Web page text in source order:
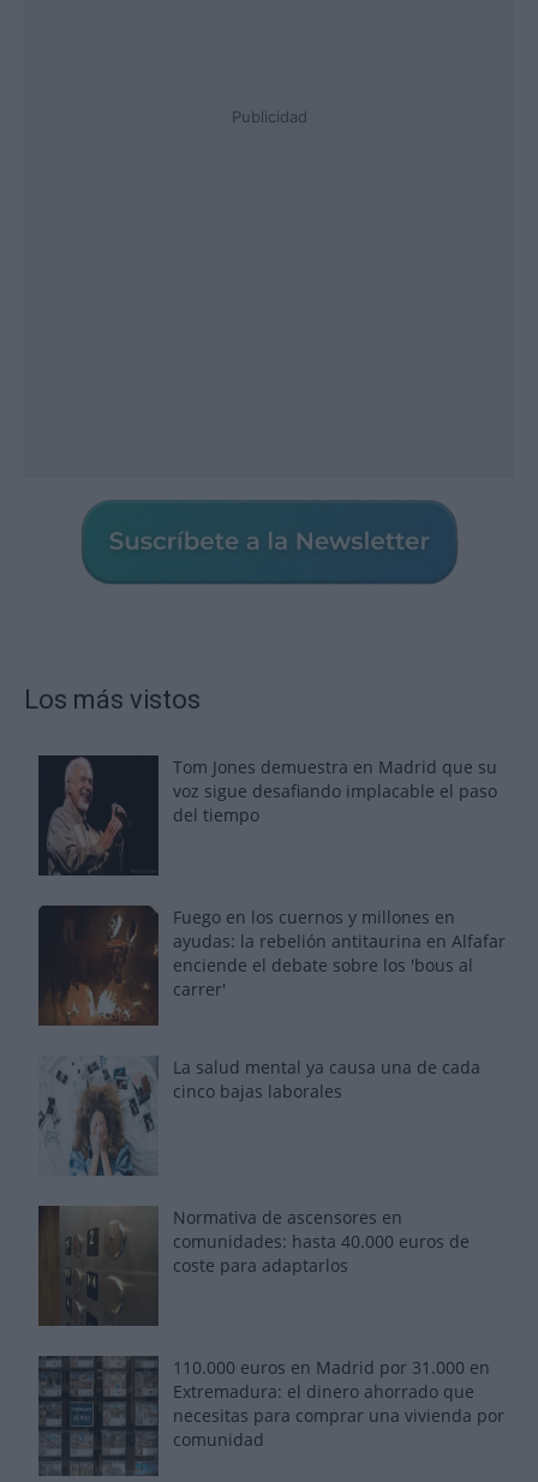
Publicidad
Los más vistos
Tom Jones demuestra en Madrid que su
voz sigue desafiando implacable el paso
del tiempo
Fuego en los cuernos y millones en
ayudas: la rebelión antitaurina en Alfafar
enciende el debate sobre los 'bous al
carrer'
La salud mental ya causa una de cada
cinco bajas laborales
Normativa de ascensores en
comunidades: hasta 40.000 euros de
coste para adaptarlos
110.000 euros en Madrid por 31.000 en
Extremadura: el dinero ahorrado que
necesitas para comprar una vivienda por
comunidad